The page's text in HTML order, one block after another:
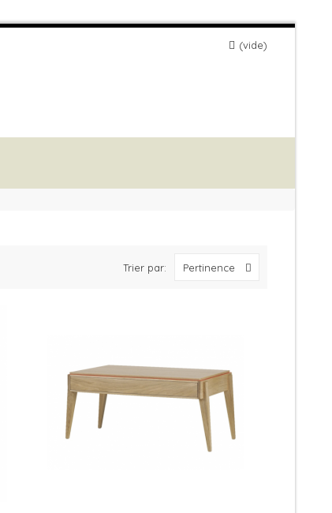
vide
Trier par: Pertinence